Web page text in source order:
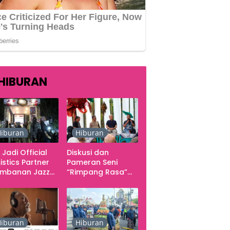
Jadi Official
Partner
Jazz
Seluruh
Konser
Hiburan
Diskusi dan
Pameran Seni
“Rimpang Rasa”
sampai Kritik
terhadap
Yogyakarta
sebagai Pusat
Hiburan